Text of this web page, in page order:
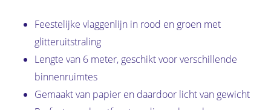
Feestelijke vlaggenlijn in rood en groen met
glitteruitstraling
Lengte van 6 meter, geschikt voor verschillende
binnenruimtes
Gemaakt van papier en daardoor licht van gewicht